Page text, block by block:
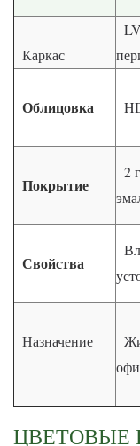
Каркас
Облицовка
Покрытие
2
Свойства
Назначение
ЦВЕТОВЫЕ